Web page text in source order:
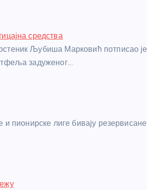
средства
Љубиша Марковић потписао је
задуженог…
пионирске лиге бивају резервисане